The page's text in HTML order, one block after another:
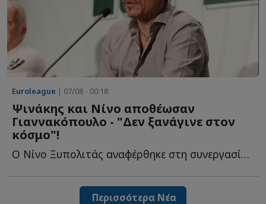
Euroleague | 07/08 - 00:18
Ψινάκης και Νίνο αποθέωσαν
Γιαννακόπουλο - "Δεν ξανάγινε στον
κόσμο"!
Ο Νίνο Ξυπολιτάς αναφέρθηκε στη συνεργασία του με τον Δ...
Περισσότερα Νέα